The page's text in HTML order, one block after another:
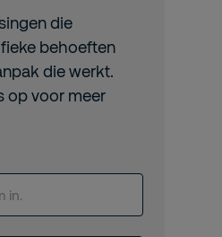
die
behoeften
die werkt.
op voor meer